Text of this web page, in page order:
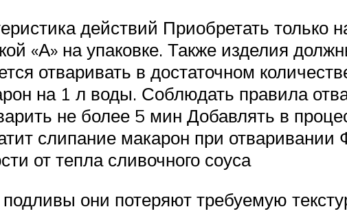
действий Приобретать только
«А» на упаковке. Также изделия
отваривать в достаточном
на 1 л воды. Соблюдать правила
не более 5 мин Добавлять в
слипание макарон при отваривании
от тепла сливочного соуса
они потеряют требуемую